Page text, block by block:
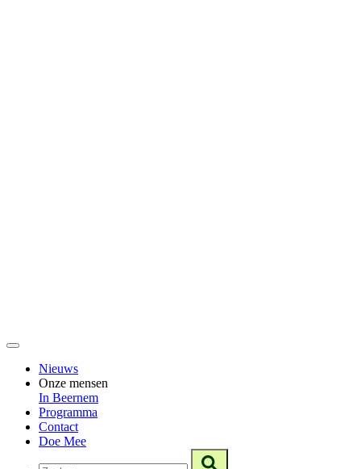
Nieuws
Onze mensen
In Beernem
Programma
Contact
Doe Mee